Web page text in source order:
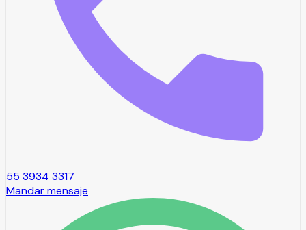
55 3934 3317
Mandar mensaje